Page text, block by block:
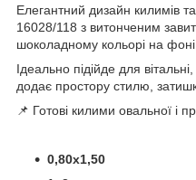
Елегантний дизайн килимів
16028/118 з витонченим
шоколадному кольорі на фоні
Ідеально підійде для
додає простору стилю,
📌 Готові килими овальної і
0,80х1,50